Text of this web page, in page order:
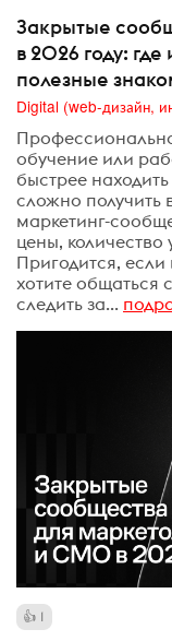
Закрытые
в 2026 году: где
полезные
обучение или
быстрее
сложно получить
маркетинг-
цены, количество
Пригодится,
хотите общаться
следить за...
1